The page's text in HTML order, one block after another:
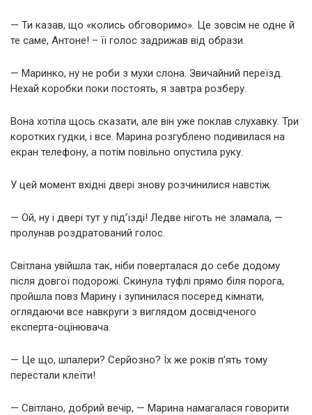
— Ти казав, що «колись обговоримо». Це зовсім не одне й
те саме, Антоне! – її голос задрижав від образи.
— Маринко, ну не роби з мухи слона. Звичайний переїзд.
Нехай коробки поки постоять, я завтра розберу.
Вона хотіла щось сказати, але він уже поклав слухавку. Три
коротких гудки, і все. Марина розгублено подивилася на
екран телефону, а потім повільно опустила руку.
У цей момент вхідні двері знову розчинилися навстіж.
— Ой, ну і двері тут у під’їзді! Ледве ніготь не зламала, —
пролунав роздратований голос.
Світлана увійшла так, ніби поверталася до себе додому
після довгої подорожі. Скинула туфлі прямо біля порога,
пройшла повз Марину і зупинилася посеред кімнати,
оглядаючи все навкруги з виглядом досвідченого
експерта-оцінювача.
— Це що, шпалери? Серйозно? Їх же років п’ять тому
перестали клеїти!
— Світлано, добрий вечір, — Марина намагалася говорити